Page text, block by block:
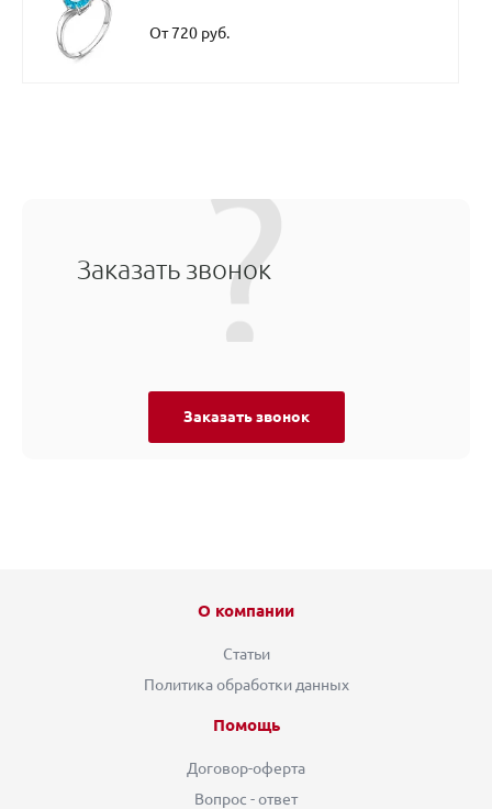
От 720 руб.
Заказать звонок
Заказать звонок
О компании
Статьи
Политика обработки данных
Помощь
Договор-оферта
Вопрос - ответ